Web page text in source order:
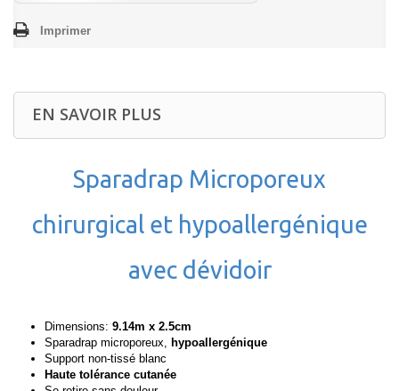
Imprimer
EN SAVOIR PLUS
Sparadrap Microporeux
chirurgical et hypoallergénique
avec dévidoir
Dimensions: 9.14m x 2.5cm
Sparadrap microporeux, hypoallergénique
Support non-tissé blanc
Haute tolérance cutanée